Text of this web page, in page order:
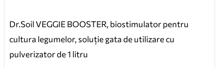
Dr.Soil VEGGIE BOOSTER, biostimulator pentru
cultura legumelor, soluție gata de utilizare cu
pulverizator de 1 litru